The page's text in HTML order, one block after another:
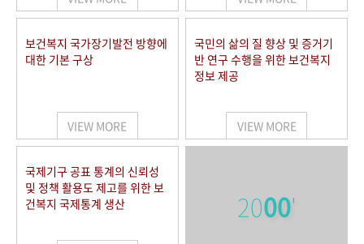
보건복지 국가장기발전 방향에
대한 기본 구상
VIEW MORE
국민의 삶의 질 향상 및 증거기
반 연구 수행을 위한 보건복지
정보 제공
VIEW MORE
국제기구 공표 통계의 신뢰성
및 정책 활용도 제고를 위한 보
건복지 국제통계 생산
2000'